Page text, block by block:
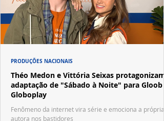
Théo Medon e Vittória Seixas protagonizam
adaptação de "Sábado à Noite" para Gloob e
Globoplay
Fenômeno da internet vira série e emociona a própria
autora nos bastidores
PRODUÇÕES NACIONAIS